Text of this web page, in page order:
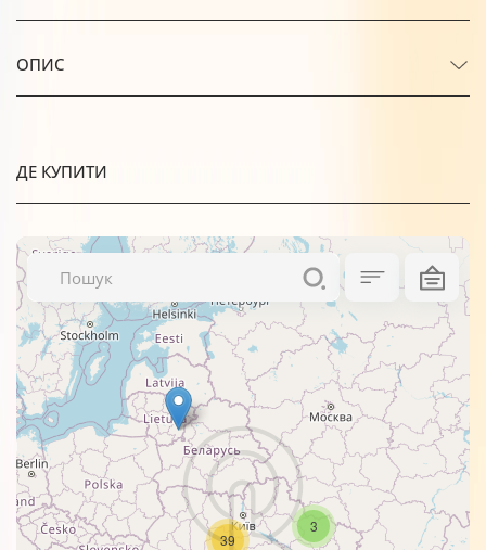
ОПИС
ДЕ КУПИТИ
3
39